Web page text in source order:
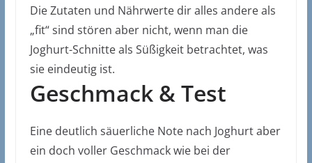
Die Zutaten und Nährwerte dir alles andere als
„fit“ sind stören aber nicht, wenn man die
Joghurt-Schnitte als Süßigkeit betrachtet, was
sie eindeutig ist.
Geschmack & Test
Eine deutlich säuerliche Note nach Joghurt aber
ein doch voller Geschmack wie bei der